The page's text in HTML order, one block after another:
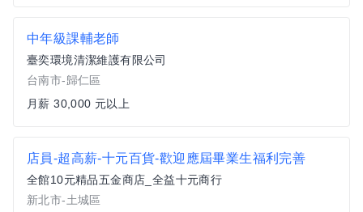
中年級課輔老師
臺奕環境清潔維護有限公司
台南市-歸仁區
月薪 30,000 元以上
店員-超高薪-十元百貨-歡迎應屆畢業生福利完善
全館10元精品五金商店_全益十元商行
新北市-土城區